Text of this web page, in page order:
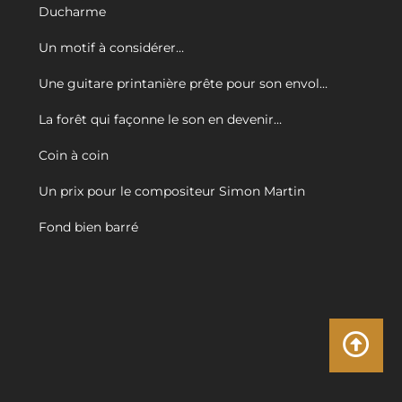
Ducharme
Un motif à considérer…
Une guitare printanière prête pour son envol…
La forêt qui façonne le son en devenir…
Coin à coin
Un prix pour le compositeur Simon Martin
Fond bien barré